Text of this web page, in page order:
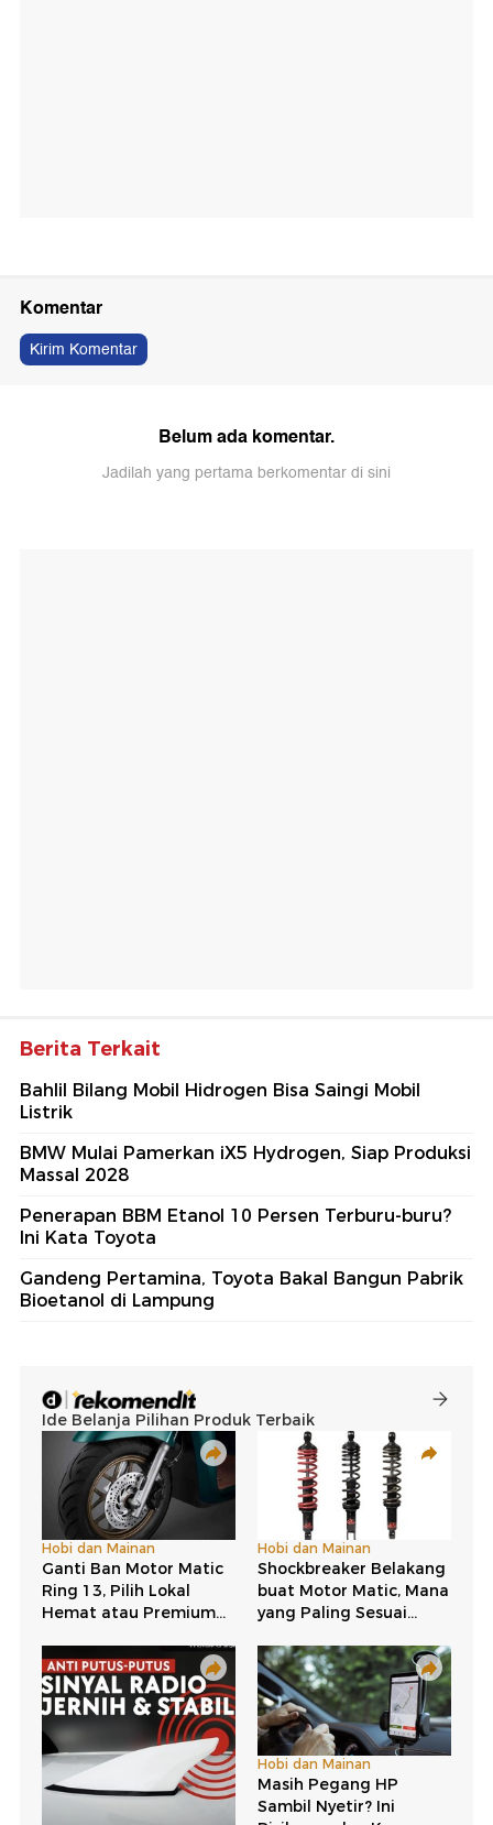
Komentar
Kirim Komentar
Belum ada komentar.
Jadilah yang pertama berkomentar di sini
Berita Terkait
Bahlil Bilang Mobil Hidrogen Bisa Saingi Mobil
Listrik
BMW Mulai Pamerkan iX5 Hydrogen, Siap Produksi
Massal 2028
Penerapan BBM Etanol 10 Persen Terburu-buru?
Ini Kata Toyota
Gandeng Pertamina, Toyota Bakal Bangun Pabrik
Bioetanol di Lampung